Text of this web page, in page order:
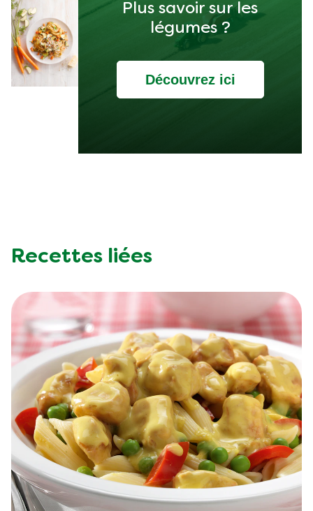
Plus savoir sur les
légumes ?
Découvrez ici
Recettes liées